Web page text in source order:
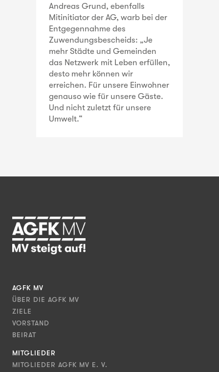
Andreas Grund, ebenfalls
Mitinitiator der AG, warb bei der
Entgegennahme des
Zuwendungsbescheids: „Je
mehr Städte und Gemeinden
das Netzwerk mit Leben erfüllen,
desto mehr können wir
erreichen. Für unsere Einwohner
genauso wie für unsere Gäste.
Und nicht zuletzt für unsere
Umwelt.“
AGFK MV
ÜBER DIE AGFK MV
ZIELE
VORSTAND
BEIRAT
MITGLIEDER
MITGLIEDER AGFK MV E. V.